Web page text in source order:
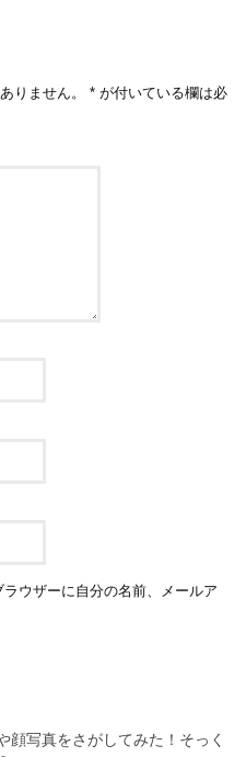
りません。 * が付いている欄は必
ウザーに自分の名前、メールア
顔写真をさがしてみた！そっく